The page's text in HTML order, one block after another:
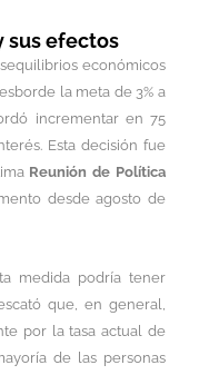
sus efectos
económicos
la meta de 3% a
incrementar en 75
Esta decisión fue
Reunión de Política
desde agosto de
medida podría tener
que, en general,
por la tasa actual de
de las personas